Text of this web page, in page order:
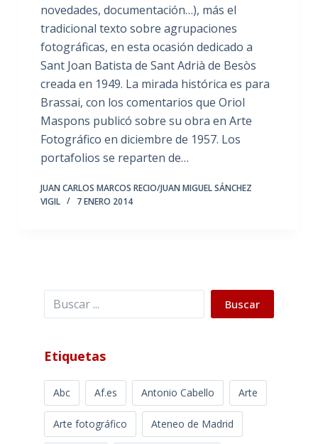
novedades, documentación…), más el
tradicional texto sobre agrupaciones
fotográficas, en esta ocasión dedicado a
Sant Joan Batista de Sant Adrià de Besòs
creada en 1949. La mirada histórica es para
Brassai, con los comentarios que Oriol
Maspons publicó sobre su obra en Arte
Fotográfico en diciembre de 1957. Los
portafolios se reparten de…
JUAN CARLOS MARCOS RECIO/JUAN MIGUEL SÁNCHEZ
VIGIL
7 ENERO 2014
Buscar Buscar
Etiquetas
Abc Af.es Antonio Cabello Arte
Arte fotográfico Ateneo de Madrid